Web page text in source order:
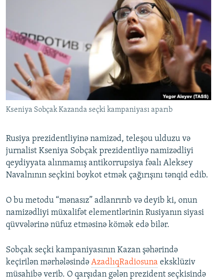
FOTOQALEREYA
İNFOQRAFIKA
KARIKATURA
OXU ZALI
AZƏRBAYCAN ƏDƏBIYYATI KITABXANASI
İSLAM VƏ DEMOKRATIYA
İZ - MƏDƏNIYYƏT PROQRAMI
HAQQIMIZDA
MISSIYAMIZ
PEŞƏ ETIKASI VƏ JURNALISTIKA STANDARTLARIMIZ
MATERIALLARIMIZDAN ISTIFADƏ
AZADLIQRADIOSU MOBIL TELEFONUNUZDA
XƏBƏR BÜLLETENLƏRIMIZ
BIZI IZLƏ
RFE/RL-in bütün saytları
Kseniya Sobçak Kazanda seçki kampaniyası aparıb
Rusiya prezidentliyinə namizəd, teleşou ulduzu və
jurnalist Kseniya Sobçak prezidentliyə namizədliyi
qeydiyyata alınmamış antikorrupsiya fəalı Aleksey
Navalnının seçkini boykot etmək çağırışını tənqid edib.
O bu metodu “mənasız” adlanrırıb və deyib ki, onun
namizədliyi müxalifət elementlərinin Rusiyanın siyasi
qüvvələrinə nüfuz etməsinə kömək edə bilər.
Sobçak seçki kampaniyasının Kazan şəhərində
keçirilən mərhələsində AzadlıqRadiosuna eksklüziv
müsahibə verib. O qarşıdan gələn prezident seçkisində